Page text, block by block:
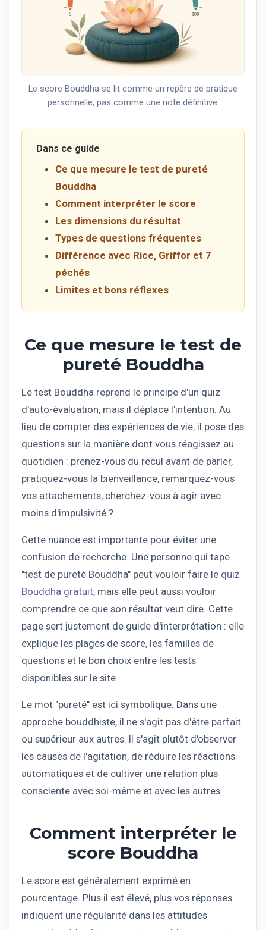
Le score Bouddha se lit comme un repère de pratique
personnelle, pas comme une note définitive.
Dans ce guide
Ce que mesure le test de pureté
Bouddha
Comment interpréter le score
Les dimensions du résultat
Types de questions fréquentes
Différence avec Rice, Griffor et 7
péchés
Limites et bons réflexes
Ce que mesure le test de
pureté Bouddha
Le test Bouddha reprend le principe d'un quiz
d'auto-évaluation, mais il déplace l'intention. Au
lieu de compter des expériences de vie, il pose des
questions sur la manière dont vous réagissez au
quotidien : prenez-vous du recul avant de parler,
pratiquez-vous la bienveillance, remarquez-vous
vos attachements, cherchez-vous à agir avec
moins d'impulsivité ?
Cette nuance est importante pour éviter une
confusion de recherche. Une personne qui tape
"test de pureté Bouddha" peut vouloir faire le quiz
Bouddha gratuit, mais elle peut aussi vouloir
comprendre ce que son résultat veut dire. Cette
page sert justement de guide d'interprétation : elle
explique les plages de score, les familles de
questions et le bon choix entre les tests
disponibles sur le site.
Le mot "pureté" est ici symbolique. Dans une
approche bouddhiste, il ne s'agit pas d'être parfait
ou supérieur aux autres. Il s'agit plutôt d'observer
les causes de l'agitation, de réduire les réactions
automatiques et de cultiver une relation plus
consciente avec soi-même et avec les autres.
Comment interpréter le
score Bouddha
Le score est généralement exprimé en
pourcentage. Plus il est élevé, plus vos réponses
indiquent une régularité dans les attitudes